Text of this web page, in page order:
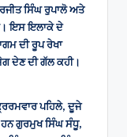
ਸਿੰਘ ਰੁਪਾਲੋ ਅਤੇ
ਇਸ ਇਲਾਕੇ ਦੇ
ਦੀ ਰੂਪ ਰੇਖਾ
ਦੇਣ ਦੀ ਗੱਲ ਕਹੀ।
ਪਹਿਲੇ, ਦੂਜੇ
ਹਨ ਗੁਰਮੁਖ ਸਿੰਘ ਸੰਧੂ,